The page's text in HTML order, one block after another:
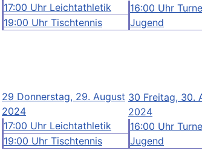
17:00 Uhr Leichtathletik
19:00 Uhr Tischtennis
16:00 Uhr
Jugend
29 Donnerstag, 29. August
2024
17:00 Uhr Leichtathletik
19:00 Uhr Tischtennis
30 Freitag, 30.
2024
16:00 Uhr
Jugend